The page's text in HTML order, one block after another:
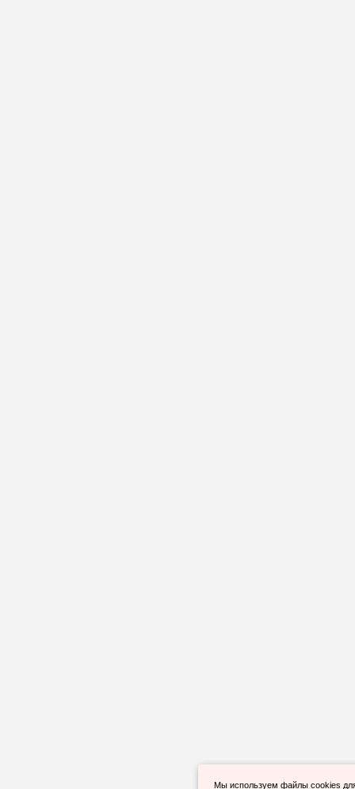
Мы используем файлы cookies